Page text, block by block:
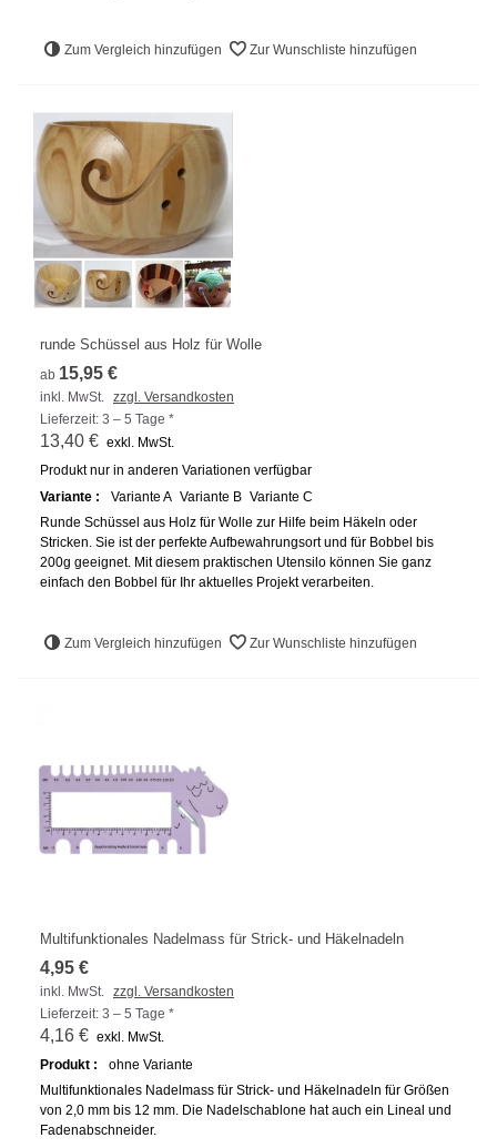
Zum Vergleich hinzufügen Zur Wunschliste hinzufügen
runde Schüssel aus Holz für Wolle
ab 15,95 €
inkl. MwSt. zzgl. Versandkosten
Lieferzeit: 3 – 5 Tage *
13,40 € exkl. MwSt.
Produkt nur in anderen Variationen verfügbar
Variante :
Variante A Variante B Variante C
Runde Schüssel aus Holz für Wolle zur Hilfe beim Häkeln oder
Stricken. Sie ist der perfekte Aufbewahrungsort und für Bobbel bis
200g geeignet. Mit diesem praktischen Utensilo können Sie ganz
einfach den Bobbel für Ihr aktuelles Projekt verarbeiten.
Zum Vergleich hinzufügen Zur Wunschliste hinzufügen
Multifunktionales Nadelmass für Strick- und Häkelnadeln
4,95 €
inkl. MwSt. zzgl. Versandkosten
Lieferzeit: 3 – 5 Tage *
4,16 € exkl. MwSt.
Produkt :
ohne Variante
Multifunktionales Nadelmass für Strick- und Häkelnadeln für Größen
von 2,0 mm bis 12 mm. Die Nadelschablone hat auch ein Lineal und
Fadenabschneider.